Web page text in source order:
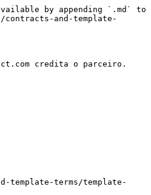
by appending `.md` to
and-template-
credita o parceiro.
template-terms/template-